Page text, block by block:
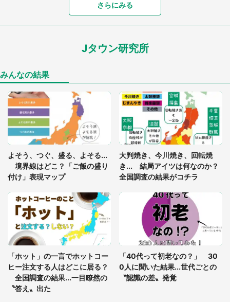
「可愛いのにホラー」「事件性を感じる」 ふわふ
「孫にあげると思って、あなたにこれをあげる」
「ゾワゾワする」「本当に気持ち悪い」 道端でバ
グっちゃってた〝野生の野菜〟に6.5万人戦慄
「閉所恐怖症の私は新幹線で大パニック。隣席の青
年に『手を繋いで』とお願いしたら...」 体験談に
8万人感動
7万人驚がく 「お菓子売り場ならまだしも...」「ハ
ードル高い」
あまりにも四角すぎる猫、激写される 「これもう
座布団だろ」「食パンの耳」と1.4万人困惑
さらにみる
Jタウン研究所
みんなの結果
よそう、つぐ、盛る、よそる...
境界線はどこ？「ご飯の盛り
付け」表現マップ
大判焼き、今川焼き、回転焼
き... 結局アイツは何なのか？
全国調査の結果がコチラ
「ホット」の一言でホットコー
ヒー注文する人はどこに居る？
全国調査の結果...一目瞭然の
〝答え〟出た
「40代って初老なの？」 30
0人に聞いた結果...世代ごとの
〝認識の差〟発覚